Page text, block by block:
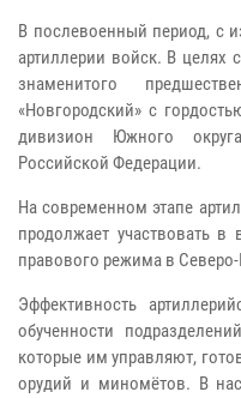
В послевоенный период, с
артиллерии войск. В целях
знаменитого
«Новгородский» с
дивизион Южного
Российской Федерации.
На современном этапе
продолжает участвовать
правового режима в
Эффективность
обученности
которые им управляют,
орудий и миномётов. В